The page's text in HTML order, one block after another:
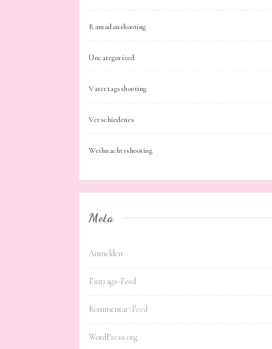
Ramadanshooting
Uncategorized
Vatertagsshooting
Verschiedenes
Weihnachtsshooting
Meta
Anmelden
Eintrags-Feed
Kommentar-Feed
WordPress.org